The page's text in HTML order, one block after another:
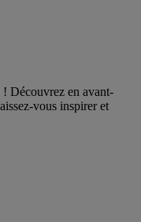
Découvrez en avant-
vous inspirer et